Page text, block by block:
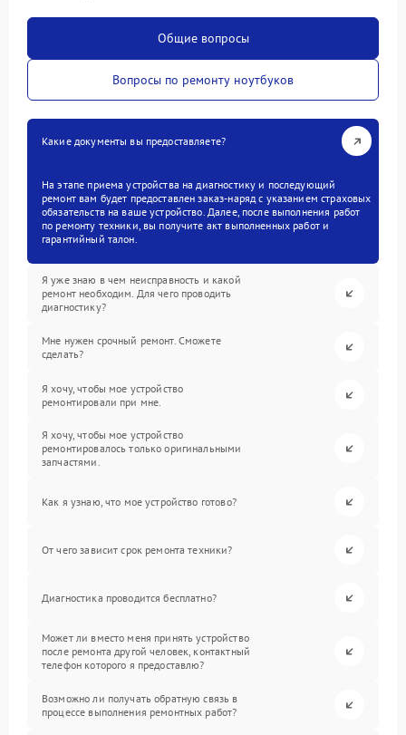
Общие вопросы
Вопросы по ремонту ноутбуков
Какие документы вы предоставляете?
На этапе приема устройства на диагностику и последующий
ремонт вам будет предоставлен заказ-наряд с указанием страховых
обязательств на ваше устройство. Далее, после выполнения работ
по ремонту техники, вы получите акт выполненных работ и
гарантийный талон.
Я уже знаю в чем неисправность и какой
ремонт необходим. Для чего проводить
диагностику?
Мне нужен срочный ремонт. Сможете
сделать?
Я хочу, чтобы мое устройство
ремонтировали при мне.
Я хочу, чтобы мое устройство
ремонтировалось только оригинальными
запчастями.
Как я узнаю, что мое устройство готово?
От чего зависит срок ремонта техники?
Диагностика проводится бесплатно?
Может ли вместо меня принять устройство
после ремонта другой человек, контактный
телефон которого я предоставлю?
Возможно ли получать обратную связь в
процессе выполнения ремонтных работ?